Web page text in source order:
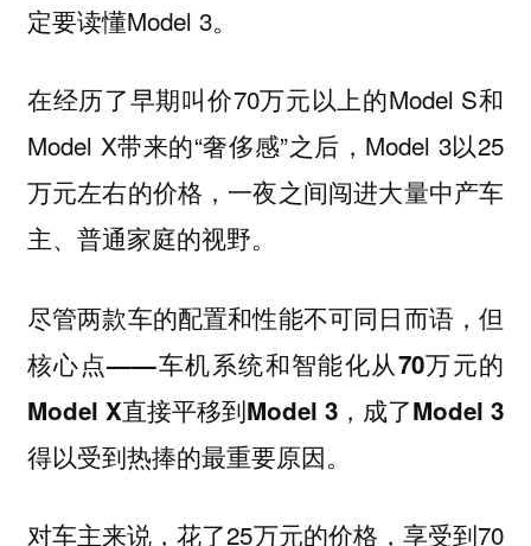
定要读懂Model 3。
在经历了早期叫价70万元以上的Model S和
Model X带来的“奢侈感”之后，Model 3以25
万元左右的价格，一夜之间闯进大量中产车
主、普通家庭的视野。
尽管两款车的配置和性能不可同日而语，但
核心点——车机系统和智能化从70万元的
Model X直接平移到Model 3，成了Model 3
得以受到热捧的最重要原因。
对车主来说，花了25万元的价格，享受到70